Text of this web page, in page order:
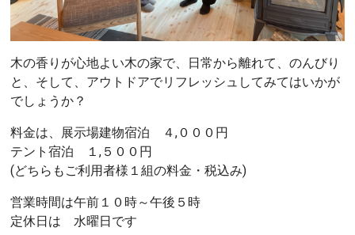
木の香りが心地よい木の家で、日常から離れて、のんびり
と、そして、アウトドアでリフレッシュしてみてはいかが
でしょうか？
料金は、展示場建物宿泊 ４,０００円
テント宿泊 １,５００円
(どちらもご利用者様１組の料金・税込み)
営業時間は午前１０時～午後５時
定休日は 水曜日です